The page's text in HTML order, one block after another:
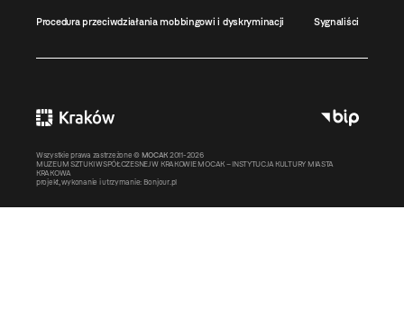
Procedura przeciwdziałania mobbingowi i dyskryminacji Sygnaliści
Wszystkie prawa zastrzeżone © MOCAK 2011-2026
MUZEUM SZTUKI WSPÓŁCZESNEJ W KRAKOWIE MOCAK – INSTYTUCJA KULTURY MIASTA
KRAKOWA
projekt, wykonanie i utrzymanie: Bonjour.pl